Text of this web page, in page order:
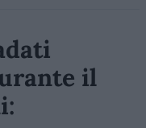
il